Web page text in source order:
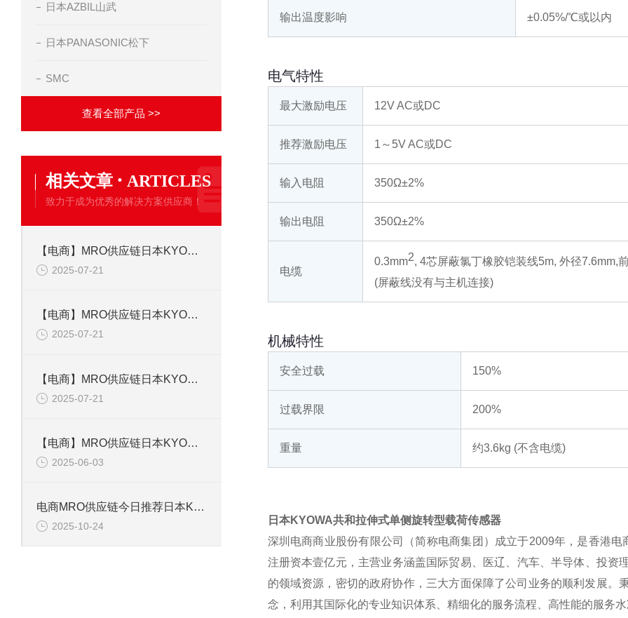
日本AZBIL山武
日本PANASONIC松下
SMC
查看全部产品 >>
相关文章 · ARTICLES
致力于成为优秀的解决方案供应商！
【电商】MRO供应链日本KYOWA共和 应变片 KFGS-1-350-C1-23L5M3R
2025-07-21
【电商】MRO供应链日本KYOWA共和 应变片 KFGS-1-120-D16-11L5M3S
2025-07-21
【电商】MRO供应链日本KYOWA共和 通用箔式应变片KFGS-2-350-D1-23
2025-07-21
【电商】MRO供应链日本KYOWA共和 小型通用显示器WGI-400A-00E
2025-06-03
电商MRO供应链今日推荐日本KYOWA共和电业应变片KFGS-1-120-D17-11 L3M2S
2025-10-24
输出温度影响 ±0.05%/℃或以内
电气特性
最大激励电压 12V AC或DC
推荐激励电压 1～5V AC或DC
输入电阻 350Ω±2%
输出电阻 350Ω±2%
电缆
0.3mm2, 4芯屏蔽氯丁橡胶铠装线5m, 外径7.6mm,
(屏蔽线没有与主机连接)
机械特性
安全过载 150%
过载界限 200%
重量 约3.6kg (不含电缆)
日本KYOWA共和拉伸式单侧旋转型载荷传感器
深圳电商商业股份有限公司（简称电商集团）成立于2009年，是香港
注册资本壹亿元，主营业务涵盖国际贸易、医辽、汽车、半导体、投
的领域资源，密切的政府协作，三大方面保障了公司业务的顺利发展。
念，利用其国际化的专业知识体系、精细化的服务流程、高性能的服务